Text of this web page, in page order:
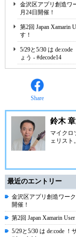
金沢区アプリ創造ワ
月24日開催！
第2回 Japan Xamarin
す！
5/29と5/30 は
ょう - #decode14
Share
鈴木
マイクロ
ェリスト。
最近のエントリー
金沢区アプリ創造ワー
開催！
第2回 Japan Xamarin
5/29と5/30 は de:code